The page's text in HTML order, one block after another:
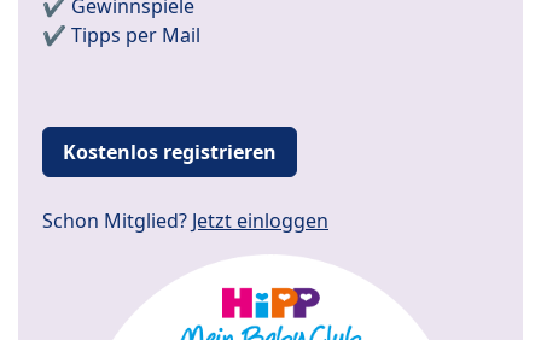
✔️ Gewinnspiele
✔️ Tipps per Mail
Kostenlos registrieren
Schon Mitglied? Jetzt einloggen